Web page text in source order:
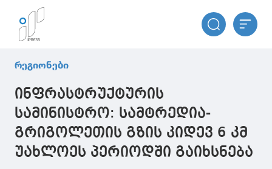
რეგიონები
ინფრასტრუქტურის
სამინისტრო: სამტრედია-
გრიგოლეთის გზის კიდევ 6 კმ
უახლოეს პერიოდში გაიხსნება